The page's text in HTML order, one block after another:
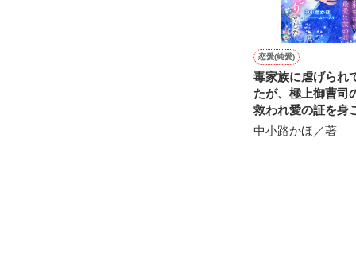
恋愛(純愛)
毒家族に虐げられ
たが、極上御曹司
救われ愛の証を身
した
中小路かほ／著